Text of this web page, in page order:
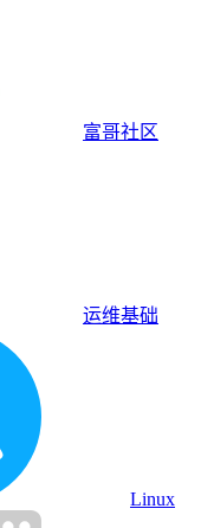
富哥社区
运维基础
Linux